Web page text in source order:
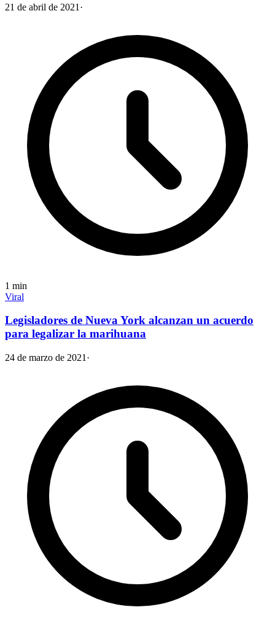
21 de abril de 2021 ·
1 min
Viral
Legisladores de Nueva York alcanzan un acuerdo
para legalizar la marihuana
24 de marzo de 2021 ·